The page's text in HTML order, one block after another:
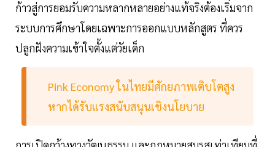
ก้าวสู่การยอมรับความหลากหลายอย่างแท้จริงต้องเริ่มจาก
ระบบการศึกษาโดยเฉพาะการออกแบบหลักสูตร ที่ควร
ปลูกฝังความเข้าใจตั้งแต่วัยเด็ก
Pink Economy ในไทยมีศักยภาพเติบโตสูง
หากได้รับแรงสนับสนุนเชิงนโยบาย